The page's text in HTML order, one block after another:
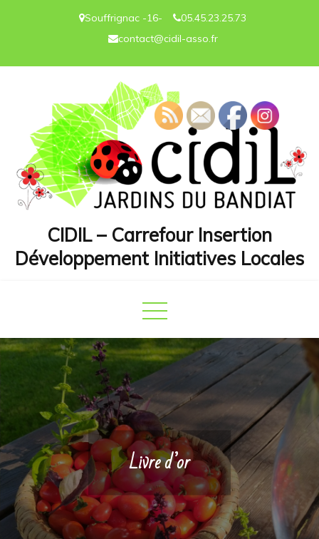
Souffrignac -16-
05.45.23.25.73
contact@cidil-asso.fr
CIDIL – Carrefour Insertion
Développement Initiatives Locales
Livre d’or